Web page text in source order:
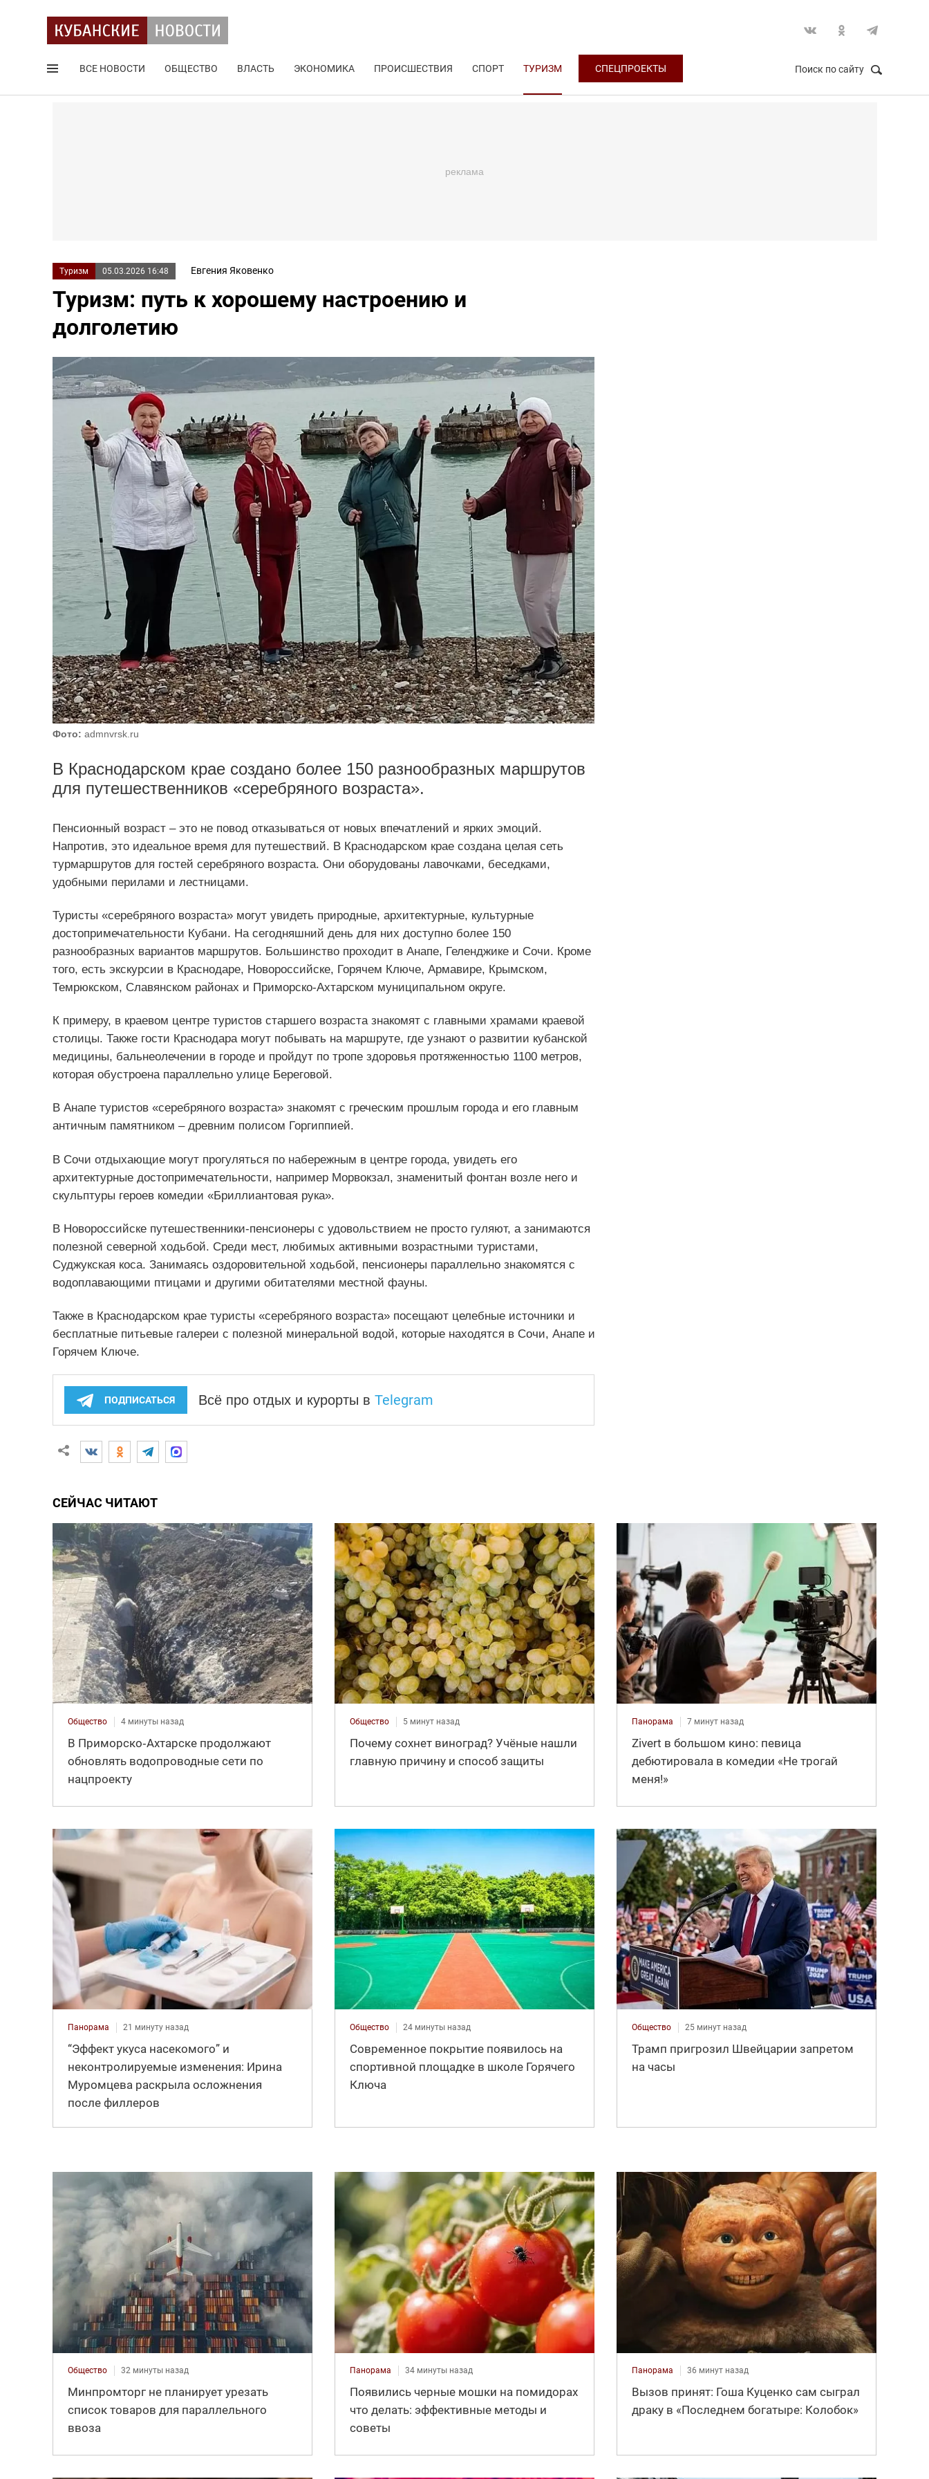
ВСЕ НОВОСТИ ОБЩЕСТВО ВЛАСТЬ ЭКОНОМИКА ПРОИСШЕСТВИЯ СПОРТ ТУРИЗМ СПЕЦПРОЕКТЫ Поиск по сайту
Туризм 05.03.2026 16:48 Евгения Яковенко
Туризм: путь к хорошему настроению и
долголетию
Фото: admnvrsk.ru
В Краснодарском крае создано более 150 разнообразных маршрутов
для путешественников «серебряного возраста».
Пенсионный возраст – это не повод отказываться от новых впечатлений и ярких эмоций.
Напротив, это идеальное время для путешествий. В Краснодарском крае создана целая сеть
турмаршрутов для гостей серебряного возраста. Они оборудованы лавочками, беседками,
удобными перилами и лестницами.
Туристы «серебряного возраста» могут увидеть природные, архитектурные, культурные
достопримечательности Кубани. На сегодняшний день для них доступно более 150
разнообразных вариантов маршрутов. Большинство проходит в Анапе, Геленджике и Сочи. Кроме
того, есть экскурсии в Краснодаре, Новороссийске, Горячем Ключе, Армавире, Крымском,
Темрюкском, Славянском районах и Приморско-Ахтарском муниципальном округе.
К примеру, в краевом центре туристов старшего возраста знакомят с главными храмами краевой
столицы. Также гости Краснодара могут побывать на маршруте, где узнают о развитии кубанской
медицины, бальнеолечении в городе и пройдут по тропе здоровья протяженностью 1100 метров,
которая обустроена параллельно улице Береговой.
В Анапе туристов «серебряного возраста» знакомят с греческим прошлым города и его главным
античным памятником – древним полисом Горгиппией.
В Сочи отдыхающие могут прогуляться по набережным в центре города, увидеть его
архитектурные достопримечательности, например Морвокзал, знаменитый фонтан возле него и
скульптуры героев комедии «Бриллиантовая рука».
В Новороссийске путешественники-пенсионеры с удовольствием не просто гуляют, а занимаются
полезной северной ходьбой. Среди мест, любимых активными возрастными туристами,
Суджукская коса. Занимаясь оздоровительной ходьбой, пенсионеры параллельно знакомятся с
водоплавающими птицами и другими обитателями местной фауны.
Также в Краснодарском крае туристы «серебряного возраста» посещают целебные источники и
бесплатные питьевые галереи с полезной минеральной водой, которые находятся в Сочи, Анапе и
Горячем Ключе.
ПОДПИСАТЬСЯ Всё про отдых и курорты в Telegram
СЕЙЧАС ЧИТАЮТ
Общество 4 минуты назад
В Приморско‑Ахтарске продолжают
обновлять водопроводные сети по
нацпроекту
Общество 5 минут назад
Почему сохнет виноград? Учёные нашли
главную причину и способ защиты
Панорама 7 минут назад
Zivert в большом кино: певица
дебютировала в комедии «Не трогай
меня!»
Панорама 21 минуту назад
“Эффект укуса насекомого” и
неконтролируемые изменения: Ирина
Муромцева раскрыла осложнения
после филлеров
Общество 24 минуты назад
Современное покрытие появилось на
спортивной площадке в школе Горячего
Ключа
Общество 25 минут назад
Трамп пригрозил Швейцарии запретом
на часы
Общество 32 минуты назад
Минпромторг не планирует урезать
список товаров для параллельного
ввоза
Панорама 34 минуты назад
Появились черные мошки на помидорах
что делать: эффективные методы и
советы
Панорама 36 минут назад
Вызов принят: Гоша Куценко сам сыграл
драку в «Последнем богатыре: Колобок»